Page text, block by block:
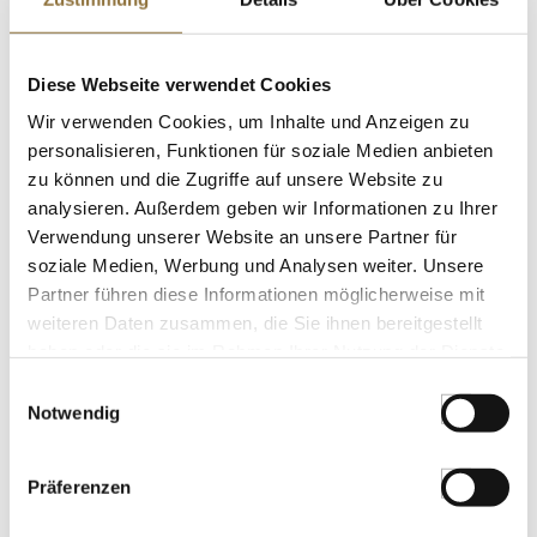
Diese Webseite verwendet Cookies
Wir verwenden Cookies, um Inhalte und Anzeigen zu
personalisieren, Funktionen für soziale Medien anbieten
zu können und die Zugriffe auf unsere Website zu
analysieren. Außerdem geben wir Informationen zu Ihrer
Verwendung unserer Website an unsere Partner für
soziale Medien, Werbung und Analysen weiter. Unsere
Partner führen diese Informationen möglicherweise mit
weiteren Daten zusammen, die Sie ihnen bereitgestellt
Notwendig
Präferenzen
St.
LEBENSMITTELKENNZEICHNUNGEN
Curry Paste, rot, Cock Brand, 400 g
Art.Nr.:40234
€ 6,36
€ 15,90 / kg
Scamorzine affumicate, geräucherte
Scarmorzakäsekugeln, Casa di Pietro,